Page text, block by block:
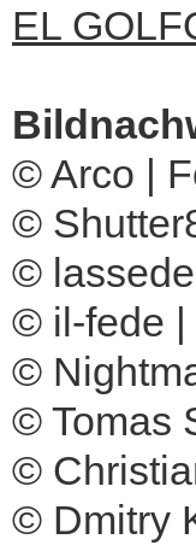
EL
© Arco |
©
©
© il-fede |
©
© Tomas
©
© Dmitry